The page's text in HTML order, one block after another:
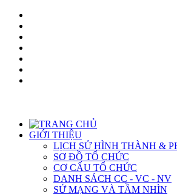
GIỚI THIỆU
LỊCH SỬ HÌNH THÀNH &
SƠ ĐỒ TỔ CHỨC
CƠ CẤU TỔ CHỨC
DANH SÁCH CC - VC - NV
SỨ MẠNG VÀ TẦM NHÌN